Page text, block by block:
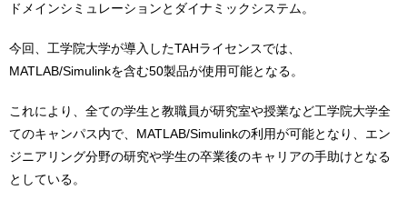
ドメインシミュレーションとダイナミックシステム。
今回、工学院大学が導入したTAHライセンスでは、
MATLAB/Simulinkを含む50製品が使用可能となる。
これにより、全ての学生と教職員が研究室や授業など工学院大学全
てのキャンパス内で、MATLAB/Simulinkの利用が可能となり、エン
ジニアリング分野の研究や学生の卒業後のキャリアの手助けとなる
としている。